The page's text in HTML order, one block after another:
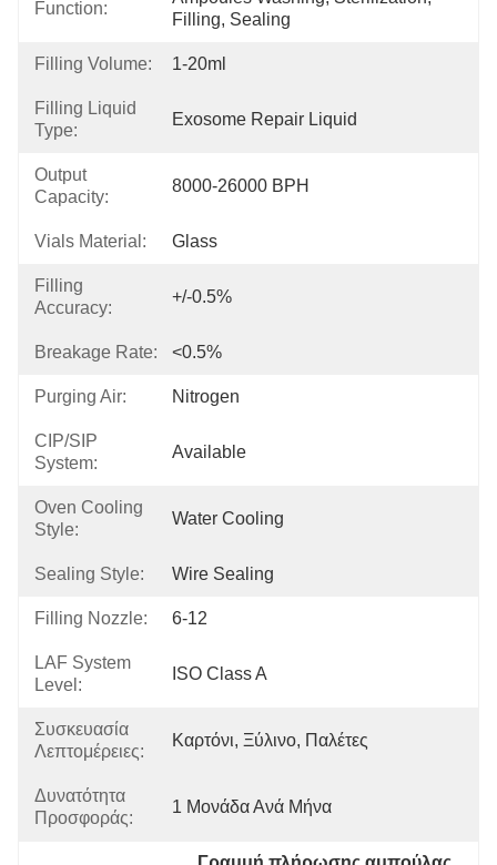
Function:
Filling, Sealing
Filling Volume: 1-20ml
Filling Liquid
Type:
Exosome Repair Liquid
Output
Capacity:
8000-26000 BPH
Vials Material: Glass
Filling
Accuracy:
+/-0.5%
Breakage Rate: <0.5%
Purging Air: Nitrogen
CIP/SIP
System:
Available
Oven Cooling
Style:
Water Cooling
Sealing Style: Wire Sealing
Filling Nozzle: 6-12
LAF System
Level:
ISO Class A
Συσκευασία
Λεπτομέρειες:
Καρτόνι, Ξύλινο, Παλέτες
Δυνατότητα
Προσφοράς:
1 Μονάδα Ανά Μήνα